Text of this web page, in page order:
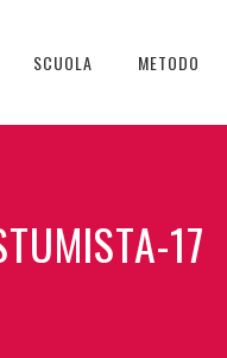
SCUOLA METODO
17